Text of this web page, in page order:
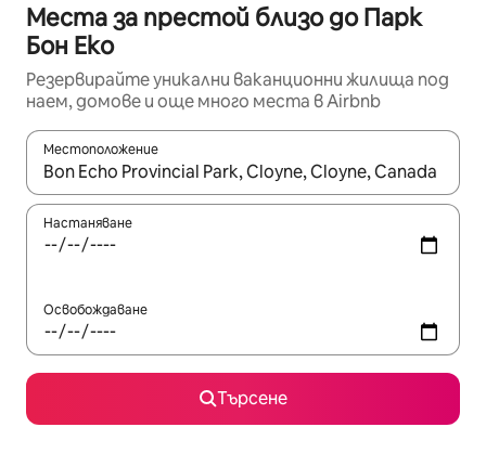
Места за престой близо до Парк
Бон Еко
Резервирайте уникални ваканционни жилища под
наем, домове и още много места в Airbnb
Местоположение
Когато резултатите се покажат, използвайте
Настаняване
Освобождаване
Търсене